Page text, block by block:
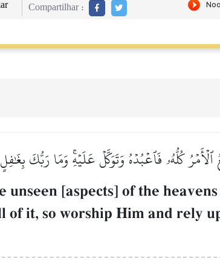
Compartilhar :
كُلُّهُۥ فَٱعۡبُدۡهُ وَتَوَكَّلۡ عَلَيۡهِۚ وَمَا رَبُّكَ
unseen [aspects] of the
of it, so worship Him and rely